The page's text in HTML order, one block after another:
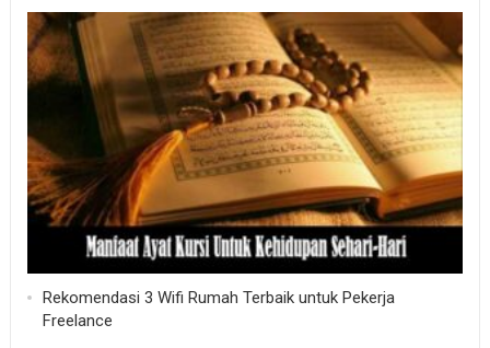
Rekomendasi 3 Wifi Rumah Terbaik untuk Pekerja
Freelance